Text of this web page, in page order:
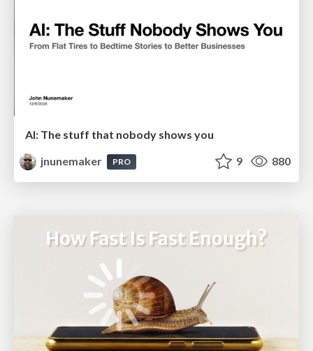
AI: The stuff that nobody shows you
jnunemaker
PRO 9 880